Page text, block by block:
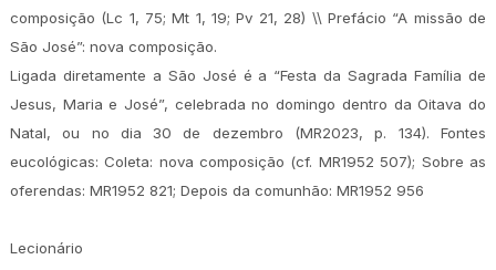
composição (Lc 1, 75; Mt 1, 19; Pv 21, 28) \\ Prefácio “A missão de
São José”: nova composição.
Ligada diretamente a São José é a “Festa da Sagrada Família de
Jesus, Maria e José”, celebrada no domingo dentro da Oitava do
Natal, ou no dia 30 de dezembro (MR2023, p. 134). Fontes
eucológicas: Coleta: nova composição (cf. MR1952 507); Sobre as
oferendas: MR1952 821; Depois da comunhão: MR1952 956
Lecionário